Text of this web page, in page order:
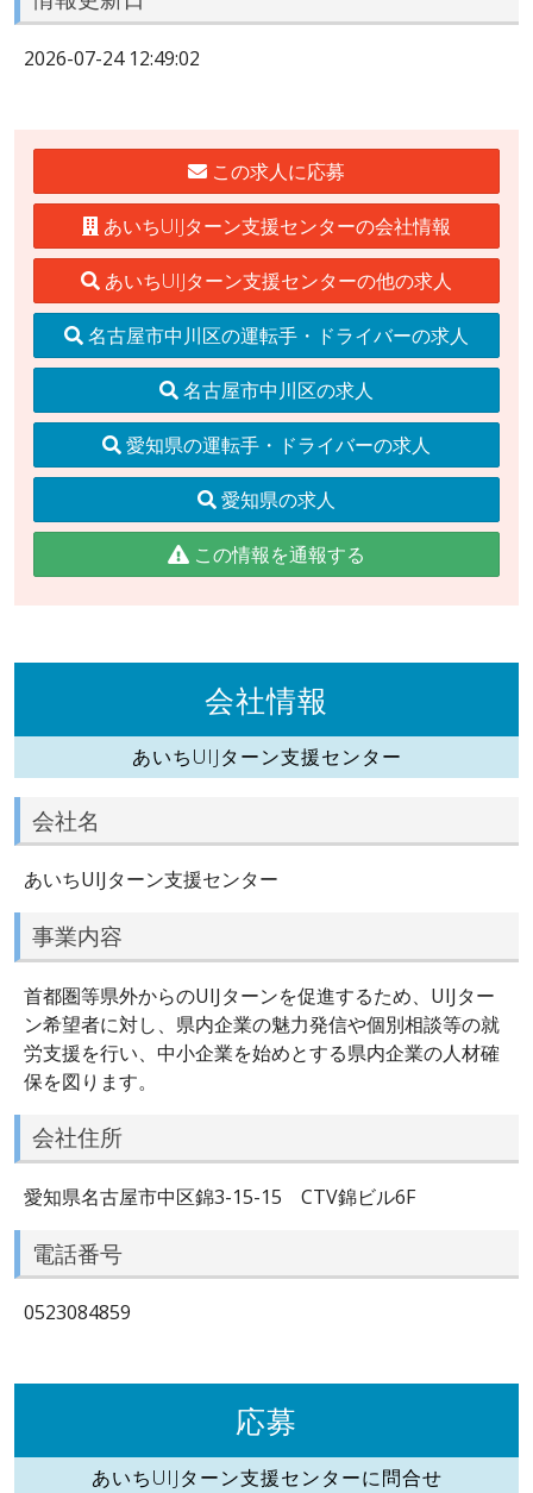
2026-07-24 12:49:02
この求人に応募
あいちUIJターン支援センターの会社情報
あいちUIJターン支援センターの他の求人
名古屋市中川区の運転手・ドライバーの求人
名古屋市中川区の求人
愛知県の運転手・ドライバーの求人
愛知県の求人
この情報を通報する
会社情報
あいちUIJターン支援センター
会社名
あいちUIJターン支援センター
事業内容
首都圏等県外からのUIJターンを促進するため、UIJター
ン希望者に対し、県内企業の魅力発信や個別相談等の就
労支援を行い、中小企業を始めとする県内企業の人材確
保を図ります。
会社住所
愛知県名古屋市中区錦3-15-15 CTV錦ビル6F
電話番号
0523084859
応募
あいちUIJターン支援センターに問合せ